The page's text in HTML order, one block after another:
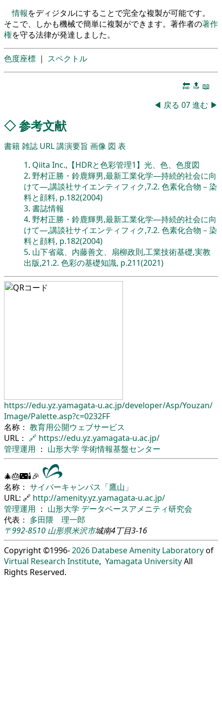
情報をディジタルにすることで完全な複製が可能です。
そこで、しかも機械で簡単に複製ができます。著作者の著作
権を守る法律が発達しました。
色度座標 ｜ スペクトル
🔚 🔝 📖
◀ 戻る 07進む ▶
◇参考文献
書籍雑誌 URL講演要旨 画像 図 表
1. Qiita Inc.,【HDRと色彩管理1】光、色、色度図
2. 野村正勝・鈴鹿輝男,最新工業化学―持続的社会に向
けて―,講談社サイエンティフィク,7.2. 色素化合物－染
料と顔料, p.182(2004)
3. 書誌情報
4. 野村正勝・鈴鹿輝男,最新工業化学―持続的社会に向
けて―,講談社サイエンティフィク,7.2. 色素化合物－染
料と顔料, p.182(2004)
5. 山下省蔵、内藤善文、扇柳政則,工業技術基礎,実教
出版,21.2. 色彩の基礎知識, p.211(2021)
https://edu.yz.yamagata-u.ac.jp/developer/Asp/Youzan/
Image/Palette.asp?c=0232FF
名称： 教育用公開ウェブサービス
URL： 🔗 https://edu.yz.yamagata-u.ac.jp/
管理運用 ： 山形大学 学術情報基盤センター
🎄🎂🌃🕯🎉
名称： サイバーキャンパス「鷹山」
URL: 🔗 http://amenity.yz.yamagata-u.ac.jp/
管理運用 ： 山形大学 データベースアメニティ研究会
代表： 多田隈 理一郎
〒992-8510 山形県米沢市城南4丁目3-16
Copyright ©1996-2026 Databese Amenity Laboratoryof
Virtual Research Institute, Yamagata UniversityAll
Rights Reserved.